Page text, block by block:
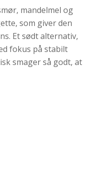
mandelmel og
som giver den
Et sødt alternativ,
fokus på stabilt
smager så godt, at